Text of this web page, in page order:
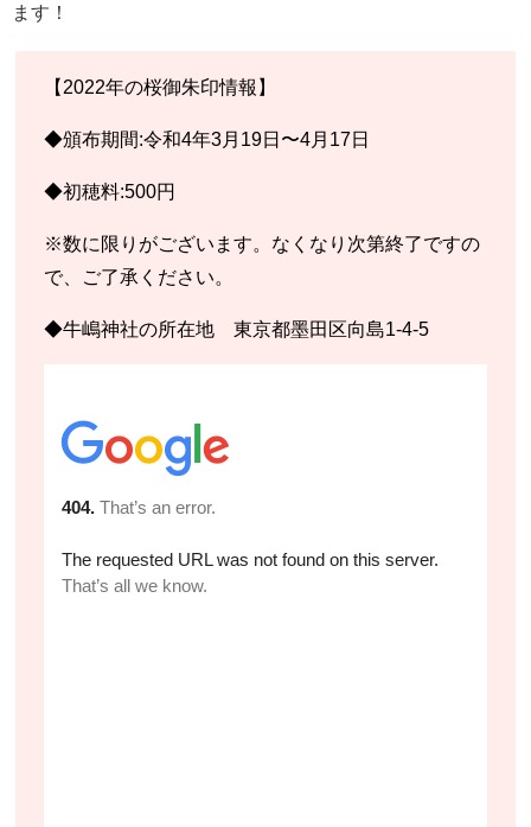
ます！
【2022年の桜御朱印情報】
◆頒布期間:令和4年3月19日〜4月17日
◆初穂料:500円
※数に限りがございます。なくなり次第終了ですの
で、ご了承ください。
◆牛嶋神社の所在地 東京都墨田区向島1-4-5